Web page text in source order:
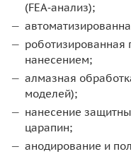
(FEA‑анализ);
роботизированная
нанесением;
алмазная
моделей);
нанесение
царапин;
анодирование и